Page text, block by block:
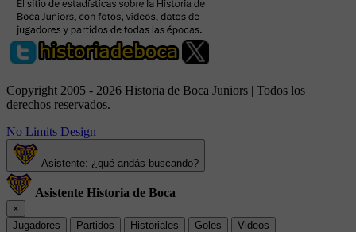
Copyright 2005 - 2026 Historia de Boca Juniors | Todos los
derechos reservados.
No Limits Design
Asistente: ¿qué andás buscando?
Asistente Historia de Boca
×
Jugadores
Partidos Historiales Goles
Videos